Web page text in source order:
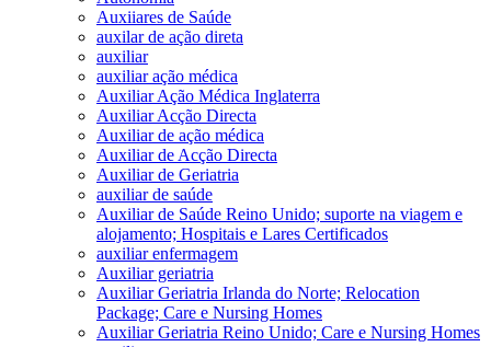
Auxiiares de Saúde
auxilar de ação direta
auxiliar
auxiliar ação médica
Auxiliar Ação Médica Inglaterra
Auxiliar Acção Directa
Auxiliar de ação médica
Auxiliar de Acção Directa
Auxiliar de Geriatria
auxiliar de saúde
Auxiliar de Saúde Reino Unido; suporte na viagem e
alojamento; Hospitais e Lares Certificados
auxiliar enfermagem
Auxiliar geriatria
Auxiliar Geriatria Irlanda do Norte; Relocation
Package; Care e Nursing Homes
Auxiliar Geriatria Reino Unido; Care e Nursing Homes